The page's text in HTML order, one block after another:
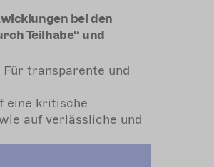
bei den
Teilhabe“ und
transparente und
eine kritische
auf verlässliche und